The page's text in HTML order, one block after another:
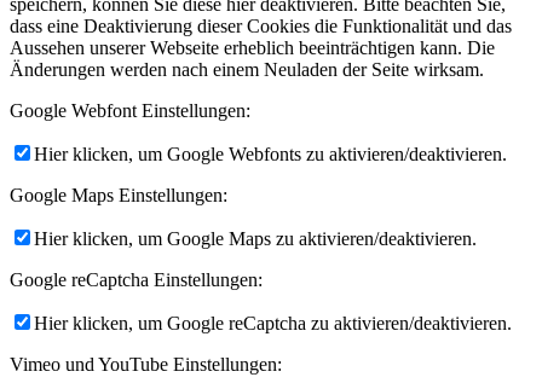
dass eine Deaktivierung dieser Cookies die Funktionalität und das
Aussehen unserer Webseite erheblich beeinträchtigen kann. Die
Änderungen werden nach einem Neuladen der Seite wirksam.
Google Webfont Einstellungen:
Hier klicken, um Google Webfonts zu aktivieren/deaktivieren.
Google Maps Einstellungen:
Hier klicken, um Google Maps zu aktivieren/deaktivieren.
Google reCaptcha Einstellungen:
Hier klicken, um Google reCaptcha zu aktivieren/deaktivieren.
Vimeo und YouTube Einstellungen: